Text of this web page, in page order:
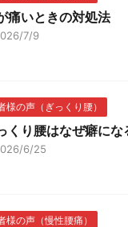
痛いときの対処法
7/9
様の声（ぎっくり腰）
くり腰はなぜ癖にな
6/25
様の声（慢性腰痛）